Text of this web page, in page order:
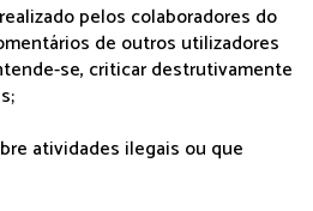
pelos colaboradores do
de outros utilizadores
se, criticar destrutivamente
atividades ilegais ou que